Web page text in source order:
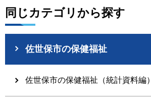
同じカテゴリから探す
佐世保市の保健福祉
佐世保市の保健福祉（統計資料編）